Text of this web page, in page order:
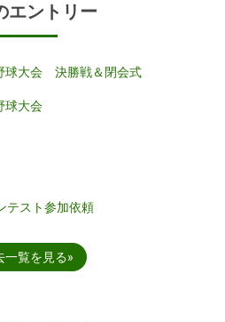
エントリー
球大会 決勝戦＆閉会式
球大会
テスト参加依頼
一覧を見る